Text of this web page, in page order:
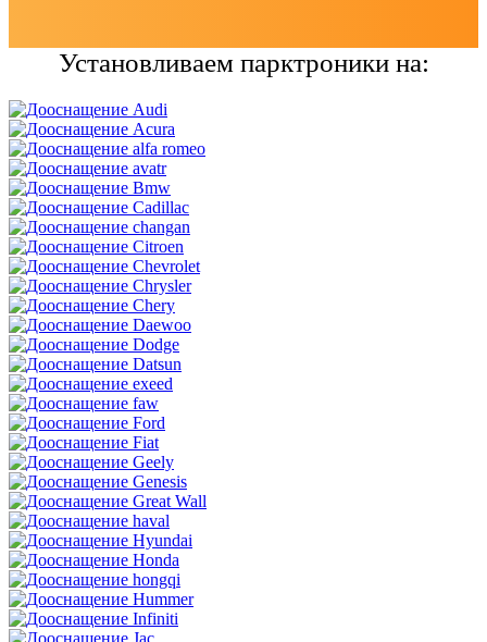
Установливаем парктроники на: